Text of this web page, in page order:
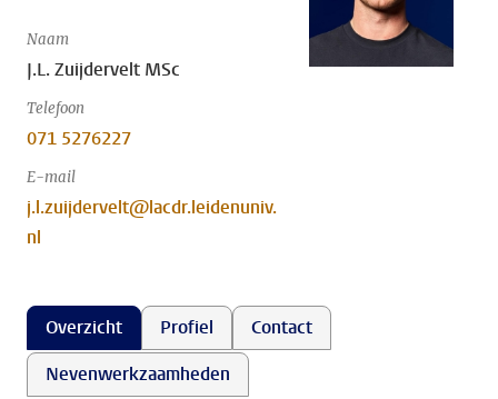
Naam
J.L. Zuijdervelt MSc
Telefoon
071 5276227
E-mail
j.l.zuijdervelt@lacdr.leidenuniv.
nl
Overzicht Profiel
Contact
Nevenwerkzaamheden